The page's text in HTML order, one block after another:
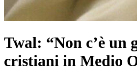
Twal: “Non c’è un
cristiani in Medio